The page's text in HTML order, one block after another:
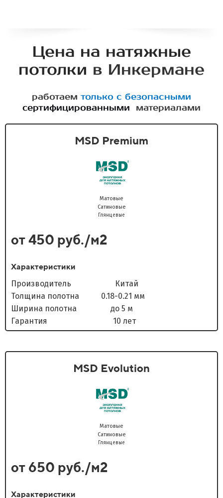
Цена на натяжные
потолки в Инкермане
работаем только с безопасными
сертифицированными
материалами
MSD Premium
Матовые
Сатиновые
Глянцевые
от 450 руб./м2
Характеристики
Производитель Китай
Толщина полотна 0.18-0.21 мм
Ширина полотна до 5 м
Гарантия 10 лет
MSD Evolution
Матовые
Сатиновые
Глянцевые
от 650 руб./м2
Характеристики